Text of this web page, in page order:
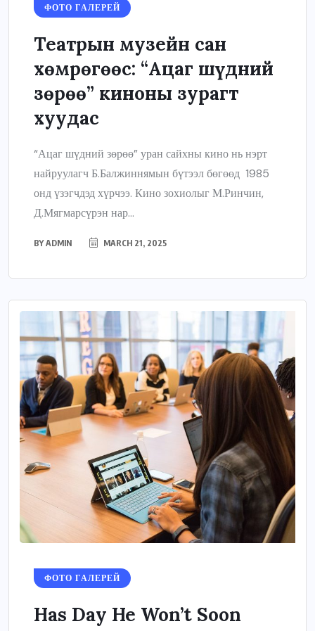
ФОТО ГАЛЕРЕЙ
Театрын музейн сан
хөмрөгөөс: “Ацаг шүдний
зөрөө” киноны зурагт
хуудас
“Ацаг шүдний зөрөө” уран сайхны кино нь нэрт
найруулагч Б.Балжиннямын бүтээл бөгөөд 1985
онд үзэгчдэд хүрчээ. Кино зохиолыг М.Ринчин,
Д.Мягмарсүрэн нар...
BYADMIN MARCH 21, 2025
ФОТО ГАЛЕРЕЙ
Has Day He Won’t Soon